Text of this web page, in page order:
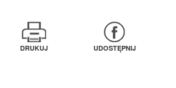
DRUKUJ UDOSTĘPNIJ